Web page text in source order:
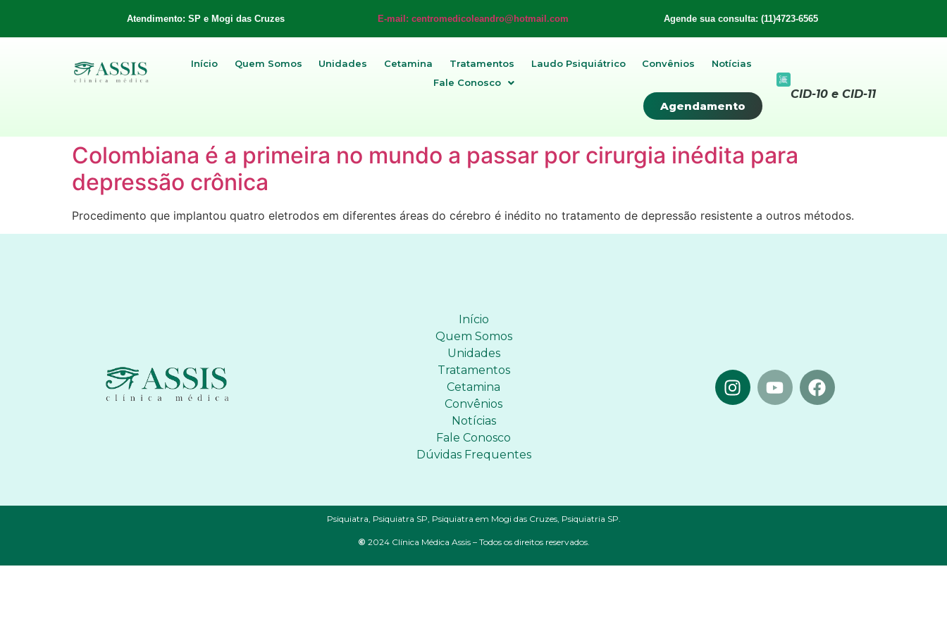
Atendimento: SP e Mogi das Cruzes E-mail: centromedicoleandro@hotmail.com Agende sua consulta: (11)4723-6565
Início Quem Somos Unidades Cetamina Tratamentos Laudo Psiquiátrico Convênios
Notícias
Fale Conosco
Agendamento
CID-10 e CID-11
Colombiana é a primeira no mundo a passar por cirurgia inédita para
depressão crônica
Procedimento que implantou quatro eletrodos em diferentes áreas do cérebro é inédito no tratamento de depressão resistente a outros métodos.
Início
Quem Somos
Unidades
Tratamentos
Cetamina
Convênios
Notícias
Fale Conosco
Dúvidas Frequentes
Psiquiatra, Psiquiatra SP, Psiquiatra em Mogi das Cruzes, Psiquiatria SP.
© 2024 Clínica Médica Assis – Todos os direitos reservados.